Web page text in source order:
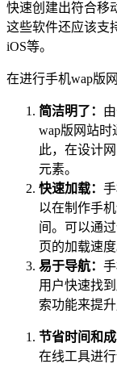
快速创建出符合移
这些软件还应该支
iOS等。
在进行手机wap版
简洁明了：
wap版网站时
此，在设计
元素。
快速加载：
以在制作手
间。可以通
页的加载速度
易于导航：
用户快速找
索功能来提升
节省时间和成
在线工具进